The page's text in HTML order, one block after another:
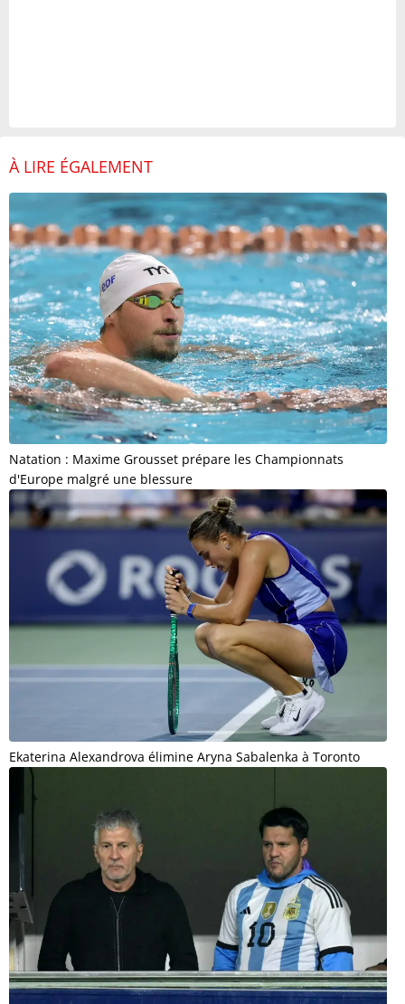
À LIRE ÉGALEMENT
Natation : Maxime Grousset prépare les Championnats
d'Europe malgré une blessure
Ekaterina Alexandrova élimine Aryna Sabalenka à Toronto